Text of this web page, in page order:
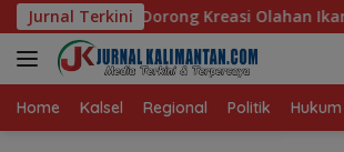
Langsung
ke
konten
Jurnal Terkini
Olahan Ikan Hingga Tingkat Nasional
Home Kalsel Regional Politik